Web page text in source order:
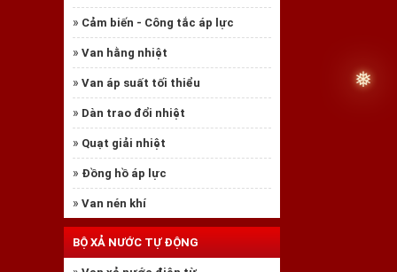
» Cảm biến - Công tắc áp lực
» Van hằng nhiệt
» Van áp suất tối thiểu
» Dàn trao đổi nhiệt
» Quạt giải nhiệt
» Đồng hồ áp lực
» Van nén khí
BỘ XẢ NƯỚC TỰ ĐỘNG